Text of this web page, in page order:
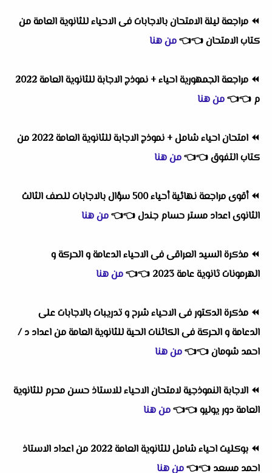
⏪ مراجعة ليلة الامتحان بالاجابات فى الاحياء للثانوية العامة من
كتاب الامتحان👈
👈من هنا
⏪
مراجعة الجمهورية احياء + نموذج الاجابة للثانوية العامة 2022
م 👈
👈من هنا
⏪
امتحان احياء شامل + نموذج الاجابة للثانوية العامة 2022 من
كتاب التفوق👈
👈من هنا
⏪
أقوى مراجعة نهائية أحياء 500 سؤال بالاجابات للصف الثالث
الثانوى اعداد مستر حسام جندل👈
👈من هنا
⏪ مذكرة السيد العراقى فى الاحياء الدعامة و الحركة و
الهرمونات ثانوية عامة 2023
👈
👈من هنا
⏪ مذكرة الدكتور فى الاحياء شرح و تدريبات بالاجابات على
الدعامة و الحركة فى الكائنات الحية للثانوية العامة من اعداد د /
احمد شومان👈
👈من هنا
⏪ الاجابة النموذجية لامتحان الاحياء للاستاذ حسن محرم للثانوية
العامة دور يوليو👈
👈من هنا
⏪
بوكليت احياء شامل للثانوية العامة 2022 من اعداد الاستاذ
احمد مسعد 👈
👈من هنا